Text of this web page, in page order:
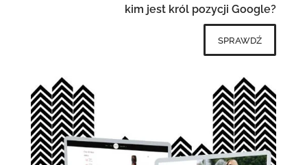
kim jest król pozycji Google?
sprawdź